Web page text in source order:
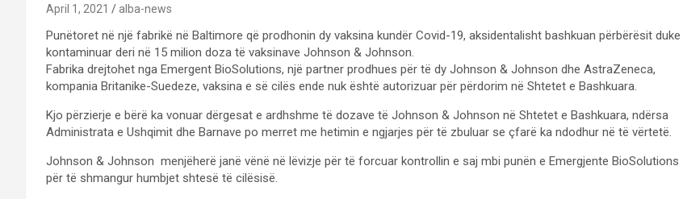
April 1, 2021 alba-news
Punëtoret në një fabrikë në Baltimore që prodhonin dy vaksina kundër Covid-19, aksidentalisht bashkuan përbërësit duke
kontaminuar deri në 15 milion doza të vaksinave Johnson & Johnson.
Fabrika drejtohet nga Emergent BioSolutions, një partner prodhues për të dy Johnson & Johnson dhe AstraZeneca,
kompania Britanike-Suedeze, vaksina e së cilës ende nuk është autorizuar për përdorim në Shtetet e Bashkuara.
Kjo përzierje e bërë ka vonuar dërgesat e ardhshme të dozave të Johnson & Johnson në Shtetet e Bashkuara, ndërsa
Administrata e Ushqimit dhe Barnave po merret me hetimin e ngjarjes për të zbuluar se çfarë ka ndodhur në të vërtetë.
Johnson & Johnson menjëherë janë vënë në lëvizje për të forcuar kontrollin e saj mbi punën e Emergjente BioSolutions
për të shmangur humbjet shtesë të cilësisë.